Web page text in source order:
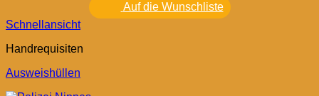
Auf die Wunschliste
Schnellansicht
Handrequisiten
Ausweishüllen